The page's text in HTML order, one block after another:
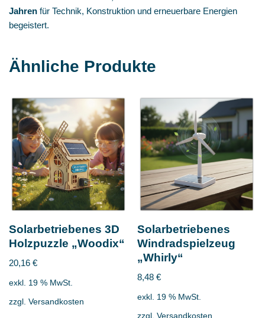
Jahren für Technik, Konstruktion und erneuerbare Energien
begeistert.
Ähnliche Produkte
Solarbetriebenes 3D
Holzpuzzle „Woodix“
20,16 €
exkl. 19 % MwSt.
zzgl. Versandkosten
Solarbetriebenes
Windradspielzeug
„Whirly“
8,48€
exkl. 19 % MwSt.
zzgl.Versandkosten